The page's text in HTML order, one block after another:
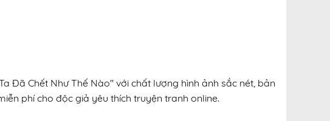
Đã Chết Như Thế Nào" với chất lượng hình ảnh sắc nét, bản
phí cho độc giả yêu thích truyện tranh online.